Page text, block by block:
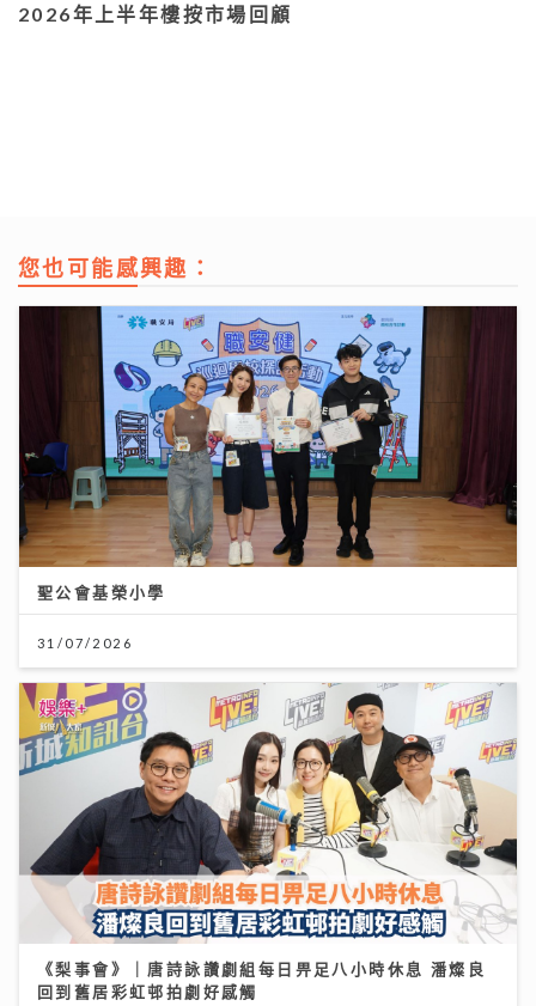
2026年上半年樓按市場回顧
您也可能感興趣：
聖公會基榮小學
31/07/2026
《梨事會》｜唐詩詠讚劇組每日畀足八小時休息 潘燦良
回到舊居彩虹邨拍劇好感觸